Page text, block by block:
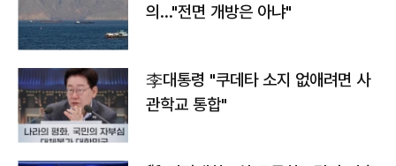
의…"전면 개방은 아냐"
李대통령 "쿠데타 소지 없애려면 사
관학교 통합"